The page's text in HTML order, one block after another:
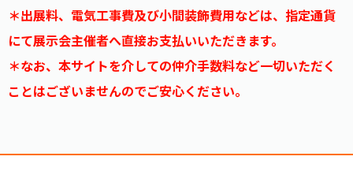
＊出展料、電気工事費及び小間装飾費用などは、指定通貨
にて展示会主催者へ直接お支払いいただきます。
＊なお、本サイトを介しての仲介手数料など一切いただく
ことはございませんのでご安心ください。